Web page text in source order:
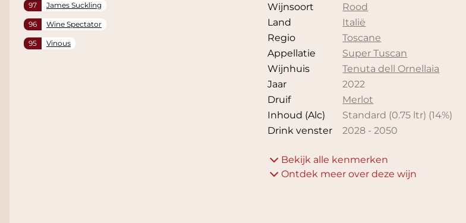
97 James Suckling
96 Wine Spectator
95 Vinous
Wijnsoort
Rood
Land
Italië
Regio
Toscane
Appellatie
Super Tuscan
Wijnhuis
Tenuta dell Ornellaia
Jaar
2022
Druif
Merlot
Inhoud (Alc)
Standard (0.75 ltr) (14%)
Drink venster
2028 -2050
Bekijk alle kenmerken
Ontdek meer over deze wijn